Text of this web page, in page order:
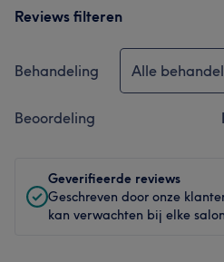
Reviews filteren
Behandeling Alle
Beoordeling
Geverifieerde reviews
Geschreven door onze
kan verwachten bij elke